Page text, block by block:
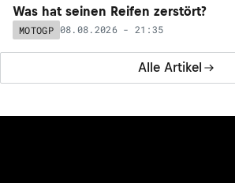
Alle Artikel
Was hat seinen Reifen zerstört?
MOTOGP 08.08.2026 - 21:35